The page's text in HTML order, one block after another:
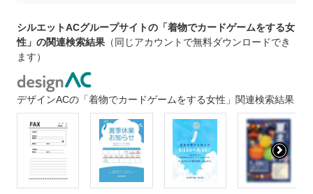
シルエットACグループサイトの「着物でカードゲームをする女
性」の関連検索結果 （同じアカウントで無料ダウンロードでき
ます）
デザインACの「着物でカードゲームをする女性」関連検索結果